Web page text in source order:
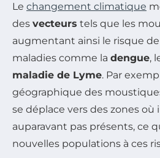
Le changement climatique
des vecteurs tels que les
augmentant ainsi le risque
maladies comme la dengue,
maladie de Lyme. Par
géographique des
se déplace vers des zones où
auparavant pas présents, ce
nouvelles populations à ces